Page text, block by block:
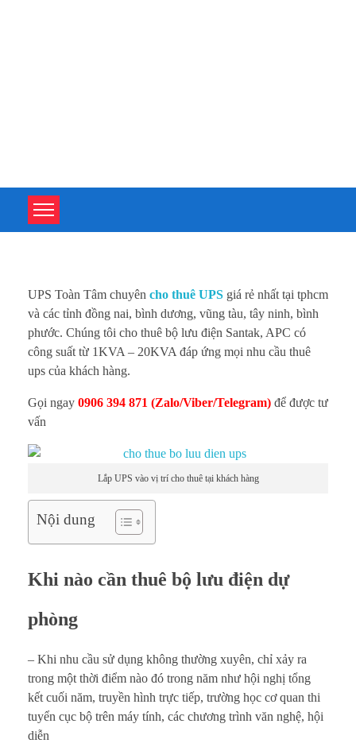
C
h
o
t
h
u
b
ộ
l
ư
u
đ
i
UPS Toàn Tâm chuyên cho thuê UPS giá rẻ nhất tại tphcm
và các tỉnh đồng nai, bình dương, vũng tàu, tây ninh, bình
phước. Chúng tôi cho thuê bộ lưu điện Santak, APC có
công suất từ 1KVA – 20KVA đáp ứng mọi nhu cầu thuê
ups của khách hàng.
Gọi ngay 0906 394 871 (Zalo/Viber/Telegram) để được tư
vấn
Lắp UPS vào vị trí cho thuê tại khách hàng
Nội dung
Khi nào cần thuê bộ lưu điện dự
phòng
– Khi nhu cầu sử dụng không thường xuyên, chỉ xảy ra
trong một thời điểm nào đó trong năm như hội nghị tổng
kết cuối năm, truyền hình trực tiếp, trường học cơ quan thi
tuyển cục bộ trên máy tính, các chương trình văn nghệ, hội
diễn